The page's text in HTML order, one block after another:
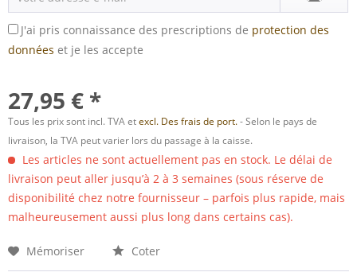
J'ai pris connaissance des prescriptions de protection des
données et je les accepte
27,95 € *
Tous les prix sont incl. TVA etexcl. Des frais de port.- Selon le pays de
livraison, la TVA peut varier lors du passage à la caisse.
Les articles ne sont actuellement pas en stock. Le délai de
livraison peut aller jusqu’à 2 à 3 semaines (sous réserve de
disponibilité chez notre fournisseur – parfois plus rapide, mais
malheureusement aussi plus long dans certains cas).
Mémoriser Coter